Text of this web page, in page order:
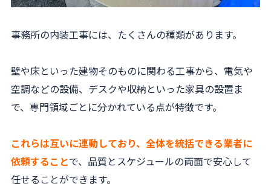
事務所の内装工事には、たくさんの種類があります。
壁や床といった建物そのものに関わる工事から、電気や
空調などの設備、デスクや収納といった家具の設置ま
で、専門領域ごとに分かれている点が特徴です。
これらは互いに連動しており、全体を統括できる業者に
依頼することで、品質とスケジュールの両面で安心して
任せることができます。